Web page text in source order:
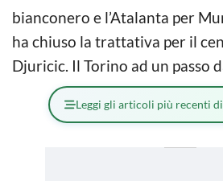
bianconero e l’Atalanta per
ha chiuso la trattativa per il
Djuricic. Il Torino ad un passo
Leggi gli articoli più recenti di